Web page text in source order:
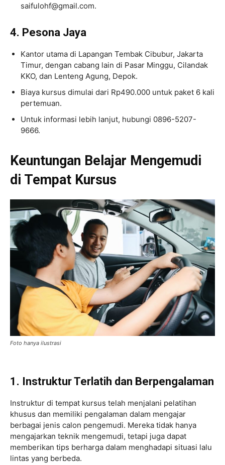
saifulohf@gmail.com.
4. Pesona Jaya
Kantor utama di Lapangan Tembak Cibubur, Jakarta
Timur, dengan cabang lain di Pasar Minggu, Cilandak
KKO, dan Lenteng Agung, Depok.
Biaya kursus dimulai dari Rp490.000 untuk paket 6 kali
pertemuan.
Untuk informasi lebih lanjut, hubungi 0896-5207-
9666.
Keuntungan Belajar Mengemudi
di Tempat Kursus
Foto hanya ilustrasi
1. Instruktur Terlatih dan Berpengalaman
Instruktur di tempat kursus telah menjalani pelatihan
khusus dan memiliki pengalaman dalam mengajar
berbagai jenis calon pengemudi. Mereka tidak hanya
mengajarkan teknik mengemudi, tetapi juga dapat
memberikan tips berharga dalam menghadapi situasi lalu
lintas yang berbeda.